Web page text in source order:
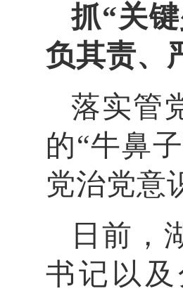
抓“关
负其责、
落实管
的“牛鼻
党治党意
日前，
书记以